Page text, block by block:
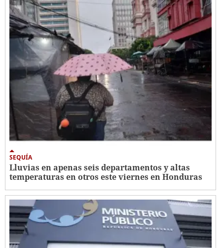
SEQUÍA
Lluvias en apenas seis departamentos y altas
temperaturas en otros este viernes en Honduras